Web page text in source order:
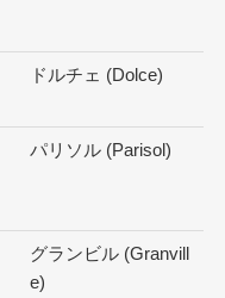
ドルチェ (Dolce)
パリソル (Parisol)
グランビル (Granvill
e)